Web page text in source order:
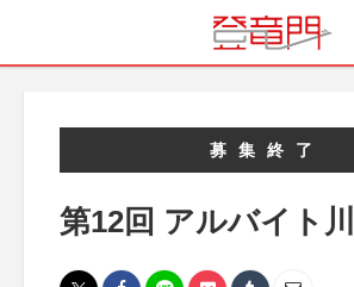
募集終了
第12回 アルバイト